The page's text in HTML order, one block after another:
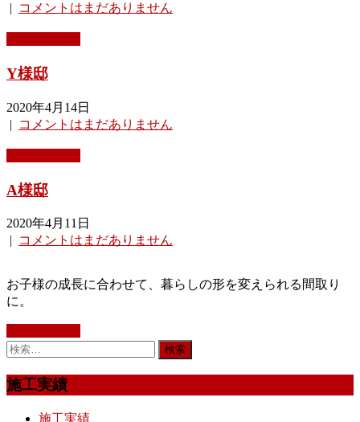
|
コメントはまだありません
Y様邸
2020年4月14日
|
コメントはまだありません
A様邸
2020年4月11日
|
コメントはまだありません
お子様の成長に合わせて、暮らしの形を変えられる間取り
に。
施工実績
施工実績